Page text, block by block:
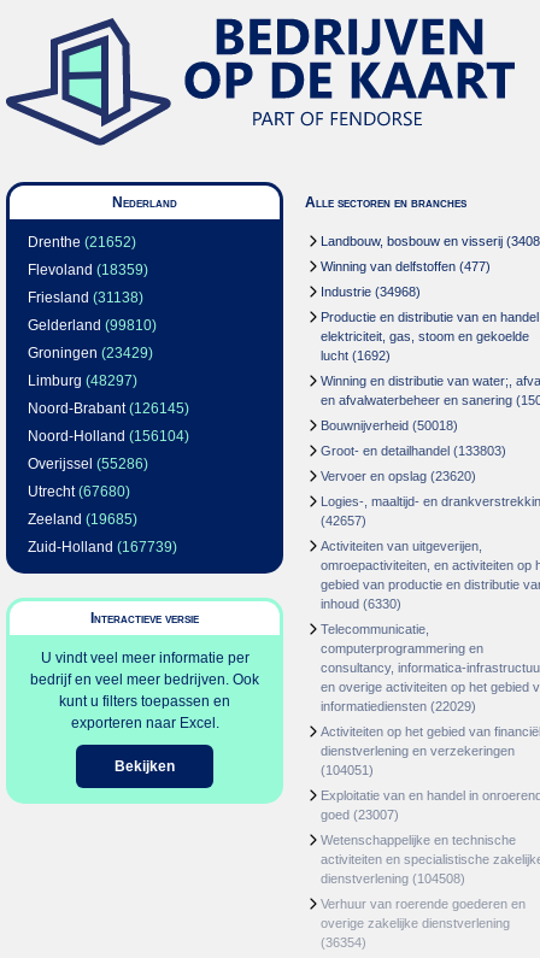
Nederland
Drenthe (21652)
Flevoland (18359)
Friesland (31138)
Gelderland (99810)
Groningen (23429)
Limburg (48297)
Noord-Brabant(126145)
Noord-Holland (156104)
Overijssel (55286)
Utrecht(67680)
Zeeland (19685)
Zuid-Holland (167739)
Interactieve versie
U vindt veel meer informatie per
bedrijf en veel meer bedrijven. Ook
kunt u filters toepassen en
exporteren naar Excel.
Bekijken
Alle sectoren en branches
Landbouw, bosbouw en visserij
Winning van delfstoffen (477)
Industrie (34968)
Productie en distributie van en
elektriciteit, gas, stoom en gekoelde
lucht (1692)
Winning en distributie van water;,
en afvalwaterbeheer en sanering
Bouwnijverheid (50018)
Groot- en detailhandel (133803)
Vervoer en opslag (23620)
Logies-, maaltijd- en
(42657)
Activiteiten van uitgeverijen,
omroepactiviteiten, en activiteiten op
gebied van productie en distributie
inhoud (6330)
Telecommunicatie,
computerprogrammering en
consultancy, informatica-
en overige activiteiten op het gebied
informatiediensten (22029)
Activiteiten op het gebied van
dienstverlening en verzekeringen
(104051)
Exploitatie van en handel in
goed (23007)
Wetenschappelijke en technische
activiteiten en specialistische
dienstverlening (104508)
Verhuur van roerende goederen en
overige zakelijke dienstverlening
(36354)